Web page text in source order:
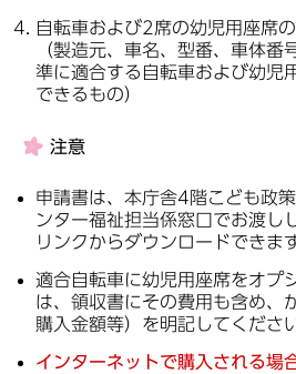
自転車および2席の幼児用座席
（製造元、車名、型番、車体番
準に適合する自転車および幼児
できるもの）
注意
申請書は、本庁舎4階こども政
ンター福祉担当係窓口でお渡し
リンクからダウンロードできま
適合自転車に幼児用座席をオプ
は、領収書にその費用も含め、
購入金額等）を明記してくださ
インターネットで購入される場